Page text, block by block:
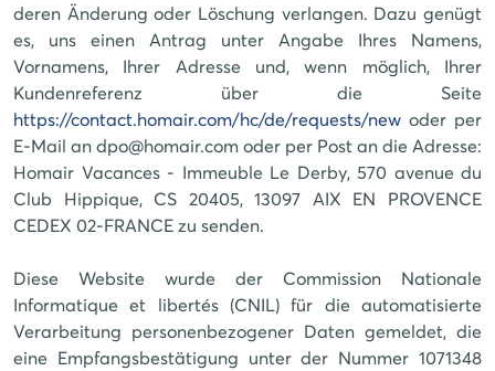
deren Änderung oder Löschung verlangen. Dazu genügt
es, uns einen Antrag unter Angabe Ihres Namens,
Vornamens, Ihrer Adresse und, wenn möglich, Ihrer
Kundenreferenz über die Seite
https://contact.homair.com/hc/de/requests/new oder per
E-Mail andpo@homair.comoder per Post an die Adresse:
Homair Vacances - Immeuble Le Derby, 570 avenue du
Club Hippique, CS 20405, 13097 AIX EN PROVENCE
CEDEX 02-FRANCE zu senden.
Diese Website wurde der Commission Nationale
Informatique et libertés (CNIL) für die automatisierte
Verarbeitung personenbezogener Daten gemeldet, die
eine Empfangsbestätigung unter der Nummer 1071348